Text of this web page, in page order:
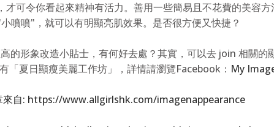
可令你看起來精神有活力。善用一些簡易且不花費的美容
噴噴"，就可以有明顯亮肌效果。是否很方便又快捷？
的形象改造小貼士，有何好去處？其實，可以去 join 相關
「夏日顯瘦美麗工作坊」，詳情請瀏覽Facebook： My
來自: https://www.allgirlshk.com/imagenappearance​